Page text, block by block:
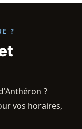
?
?
vos horaires,